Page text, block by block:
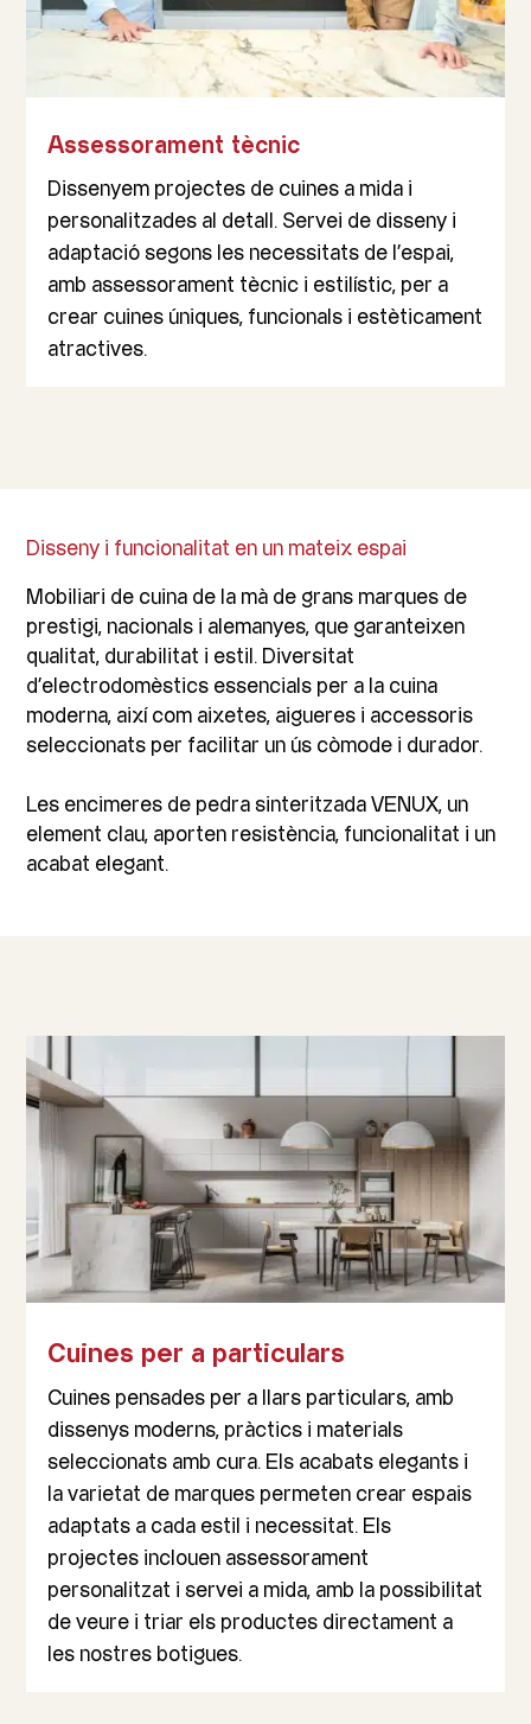
Assessorament tècnic
Dissenyem projectes de cuines a mida i
personalitzades al detall. Servei de disseny i
adaptació segons les necessitats de l’espai,
amb assessorament tècnic i estilístic, per a
crear cuines úniques, funcionals i estèticament
atractives.
Disseny i funcionalitat en un mateix espai
Mobiliari de cuina de la mà de grans marques de
prestigi, nacionals i alemanyes, que garanteixen
qualitat, durabilitat i estil. Diversitat
d’electrodomèstics essencials per a la cuina
moderna, així com aixetes, aigueres i accessoris
seleccionats per facilitar un ús còmode i durador.
Les encimeres de pedra sinteritzada VENUX, un
element clau, aporten resistència, funcionalitat i un
acabat elegant.
Cuines per a particulars
Cuines pensades per a llars particulars, amb
dissenys moderns, pràctics i materials
seleccionats amb cura. Els acabats elegants i
la varietat de marques permeten crear espais
adaptats a cada estil i necessitat. Els
projectes inclouen assessorament
personalitzat i servei a mida, amb la possibilitat
de veure i triar els productes directament a
les nostres botigues.